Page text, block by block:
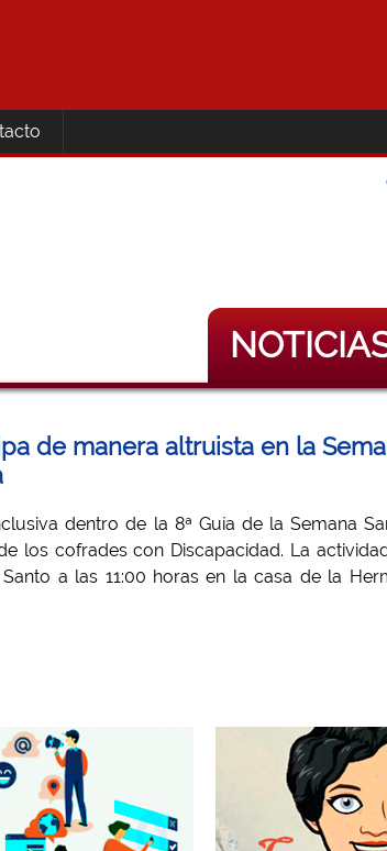
de manera altruista en la
dentro de la 8ª Guía de la Semana
los cofrades con Discapacidad. La
a las 11:00 horas en la casa de la